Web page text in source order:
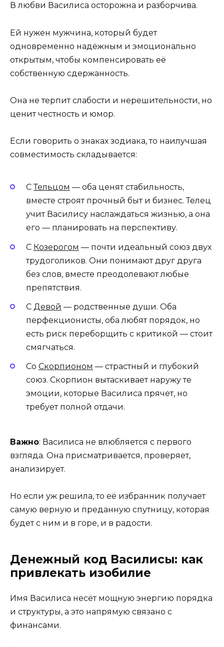
В любви Василиса осторожна и разборчива.
Ей нужен мужчина, который будет
одновременно надёжным и эмоционально
открытым, чтобы компенсировать её
собственную сдержанность.
Она не терпит слабости и нерешительности, но
ценит честность и юмор.
Если говорить о знаках зодиака, то наилучшая
совместимость складывается:
СТельцом — оба ценят стабильность,
вместе строят прочный быт и бизнес. Телец
учит Василису наслаждаться жизнью, а она
его — планировать на перспективу.
С Козерогом — почти идеальный союз двух
трудоголиков. Они понимают друг друга
без слов, вместе преодолевают любые
препятствия.
С Девой — родственные души. Оба
перфекционисты, оба любят порядок, но
есть риск переборщить с критикой — стоит
смягчаться.
Со Скорпионом — страстный и глубокий
союз. Скорпион вытаскивает наружу те
эмоции, которые Василиса прячет, но
требует полной отдачи.
Важно: Василиса не влюбляется с первого
взгляда. Она присматривается, проверяет,
анализирует.
Но если уж решила, то её избранник получает
самую верную и преданную спутницу, которая
будет с ним и в горе, и в радости.
Денежный код Василисы: как
привлекать изобилие
Имя Василиса несёт мощную энергию порядка
и структуры, а это напрямую связано с
финансами.